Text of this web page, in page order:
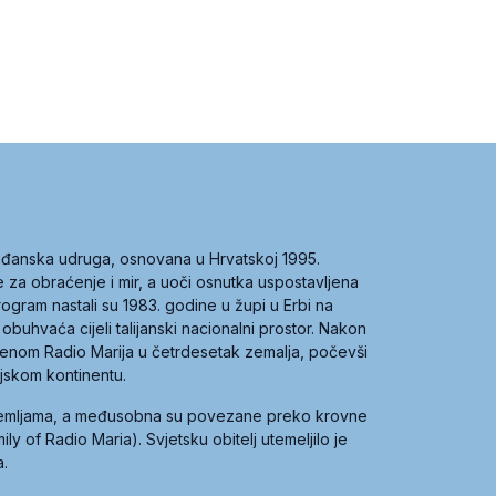
udruga, osnovana u Hrvatskoj 1995.
obraćenje i mir, a uoči osnutka uspostavljena
nastali su 1983. godine u župi u Erbi na
cijeli talijanski nacionalni prostor. Nakon
Radio Marija u četrdesetak zemalja, počevši
kontinentu.
a međusobna su povezane preko krovne
of Radio Maria). Svjetsku obitelj utemeljilo je